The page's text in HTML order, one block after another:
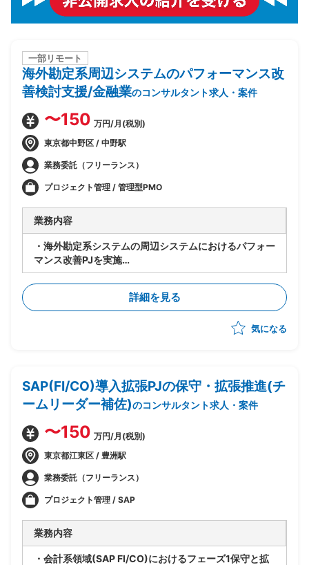
一部リモート
海外勘定系周辺システムのパフォーマンス改
善検討支援/金融業のコンサルタント求人・案件
〜150 万円/月(税別)
東京都中野区 / 中野駅
業務委託（フリーランス）
プロジェクト管理 / 管理型PMO
業務内容
・海外勘定系システムの周辺システムにおけるパフォー
マンス改善PJを実施
・今期(基礎検討フェーズ)における、現存データを保持
しつつパフォーマンスを改善するソリューションの検討
詳細を見る
気になる
SAP(FI/CO)導入拡張PJの保守・拡張推進(チ
ームリーダー補佐)のコンサルタント求人・案件
〜150 万円/月(税別)
東京都江東区 / 豊洲駅
業務委託（フリーランス）
プロジェクト管理 / SAP
業務内容
・会計系領域(SAP FI/CO)におけるフェーズ1保守と拡